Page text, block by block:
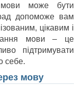
мови може бути
допоможе вам
цікавим і
мови – це
підтримувати
себе.
мову